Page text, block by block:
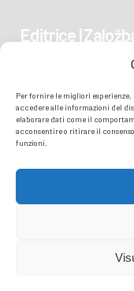
Per fornire le migliori
accedere alle informazioni del
elaborare dati come il
acconsentire o ritirare il
funzioni.
Editrice |
34170 GORIZIA/